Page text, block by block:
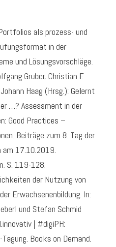
als prozess- und
in der
und Lösungsvorschläge.
Gruber, Christian F.
Haag (Hrsg.): Gelernt
…? Assessment in der
Good Practices –
Beiträge zum 8. Tag der
am 17.10.2019.
S. 119-128.
der Nutzung von
Erwachsenenbildung. In:
und Stefan Schmid
| #digiPH:
Books on Demand.